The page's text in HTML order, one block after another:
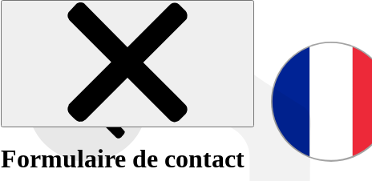
Formulaire de contact